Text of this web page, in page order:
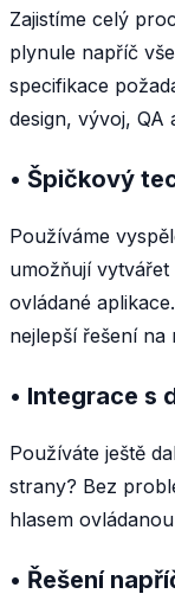
Zajistíme celý
plynule napříč
specifikace
design, vývoj, QA
• Špičkový
Používáme
umožňují
ovládané
nejlepší řešení na
• Integrace s
Používáte ještě
strany? Bez
hlasem
• Řešení